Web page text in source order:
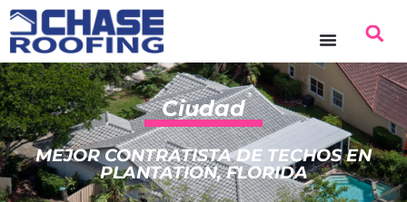
contenido
Ciudad
MEJOR CONTRATISTA DE TECHOS EN
PLANTATION, FLORIDA